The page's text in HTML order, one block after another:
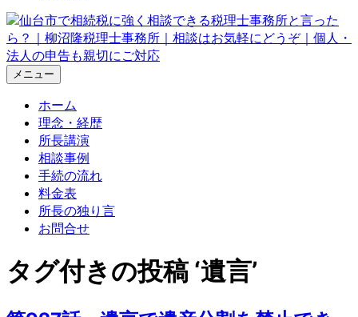
メニュー
ホーム
理念・経歴
所長講演
相談事例
手続の流れ
料金表
所長の独り言
お問合せ
タグ付きの投稿 ‘遺言’